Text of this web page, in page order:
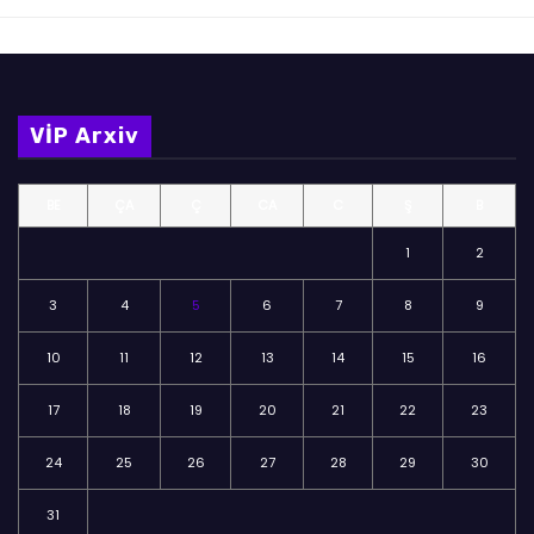
VİP Arxiv
1 2
3 4 5 6 7 8 9
10 11 12 13 14 15 16
17 18 19 20 21 22 23
24 25 26 27 28 29 30
31